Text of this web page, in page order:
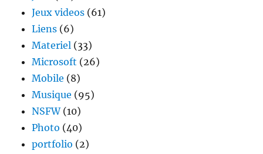
Jeux videos (61)
Liens (6)
Materiel (33)
Microsoft (26)
Mobile (8)
Musique (95)
NSFW(10)
Photo (40)
portfolio (2)